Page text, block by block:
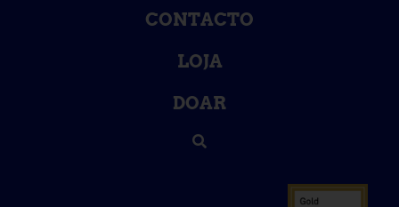
CONTACTO
LOJA
DOAR